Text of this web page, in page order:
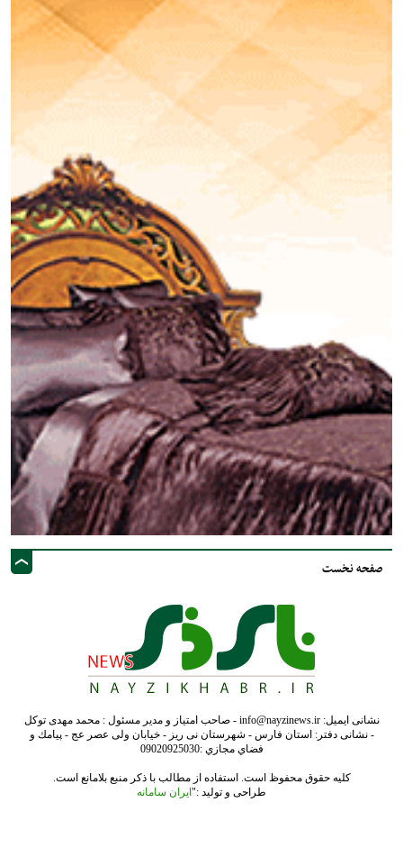
صفحه نخست
نشانی ایمیل: info@nayzinews.ir - صاحب امتیاز و مدیر مسئول : محمد مهدی توکل
- نشانی دفتر: استان فارس - شهرستان نی ریز - خیابان ولی عصر عج - پيامك و
فضاي مجازي :09020925030
کلیه حقوق محفوظ است. استفاده از مطالب با ذکر منبع بلامانع است.
طراحی و تولید :" ایران سامانه